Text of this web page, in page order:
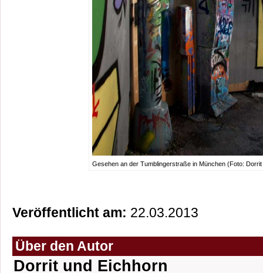
Gesehen an der Tumblingerstraße in München (Foto:
Veröffentlicht am: 22.03.2013
Über den Autor
Dorrit und Eichhorn